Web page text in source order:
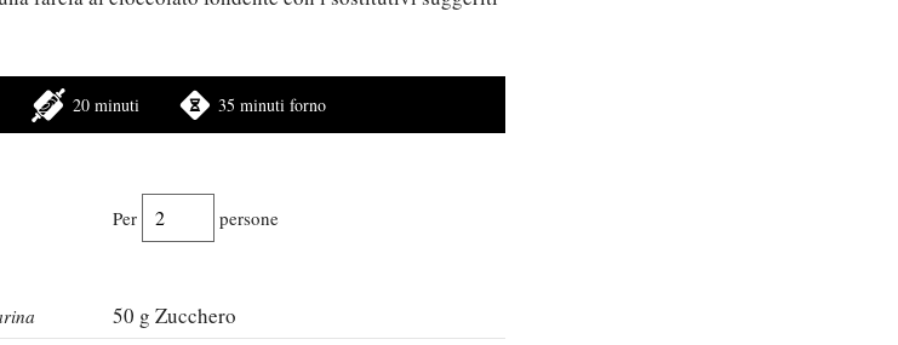
20 minuti 35 minuti forno
Per persone
50 g Zucchero